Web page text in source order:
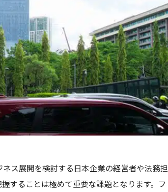
ス展開を検討する日本企業の経営者や法務担
することは極めて重要な課題となります。フ